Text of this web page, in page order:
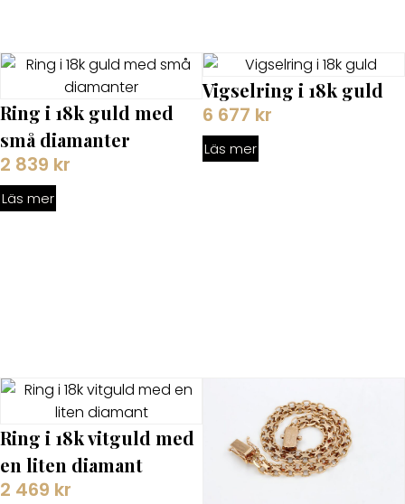
Ring i 18k guld med
små diamanter
2 839 kr
Läs mer
Vigselring i 18k guld
6 677 kr
Läs mer
Ring i 18k vitguld med
en liten diamant
2 469 kr